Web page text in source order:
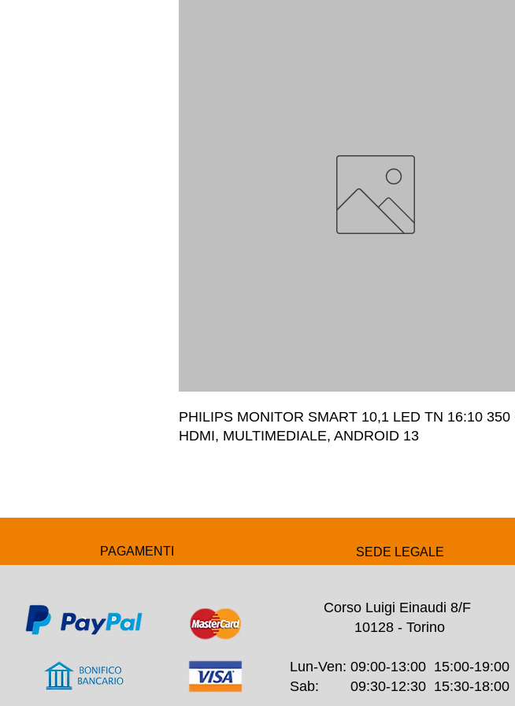
PHILIPS MONITOR SMART 10,1 LED TN 16:10 350
HDMI, MULTIMEDIALE, ANDROID 13
PAGAMENTI SEDE LEGALE
Corso Luigi Einaudi 8/F
10128 - Torino
Lun-Ven: 09:00-13:00 15:00-19:00
Sab: 09:30-12:30 15:30-18:00